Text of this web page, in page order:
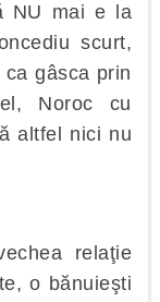
NU mai e la
scurt,
gâsca prin
Noroc cu
altfel nici nu
relaţie
o bănuieşti